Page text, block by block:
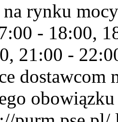
na rynku
- 18:00,
21:00 -
dostawcom